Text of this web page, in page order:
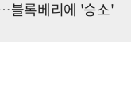
블록베리에 '승소'